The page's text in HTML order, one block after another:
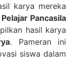
karya mereka
Pancasila
hasil karya
. Pameran ini
siswa dalam